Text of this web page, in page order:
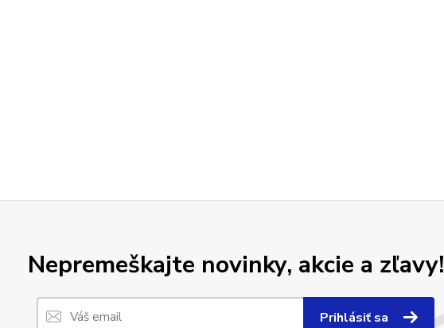
Nepremeškajte novinky, akcie a zľavy!
Prihlásiť sa